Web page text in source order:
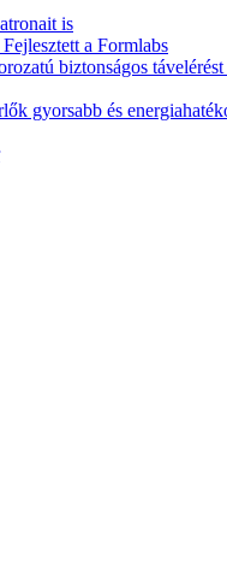
is
a Formlabs
biztonságos
gyorsabb és